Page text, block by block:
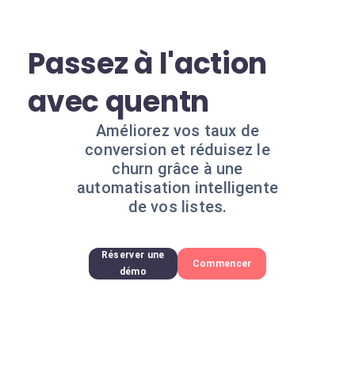
Passez à l'action
avec quentn
Améliorez vos taux de
conversion et réduisez le
churn grâce à une
automatisation intelligente
de vos listes.
Réserver une
démo
Commencer